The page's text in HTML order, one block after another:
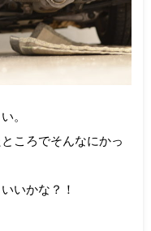
。
ころでそんなにかっ
いかな？！